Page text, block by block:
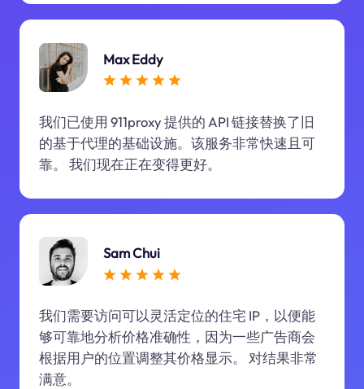
Max Eddy
我们已使用 911proxy 提供的 API 链接替换了旧
的基于代理的基础设施。该服务非常快速且可
靠。 我们现在正在变得更好。
Sam Chui
我们需要访问可以灵活定位的住宅 IP，以便能
够可靠地分析价格准确性，因为一些广告商会
根据用户的位置调整其价格显示。 对结果非常
满意。